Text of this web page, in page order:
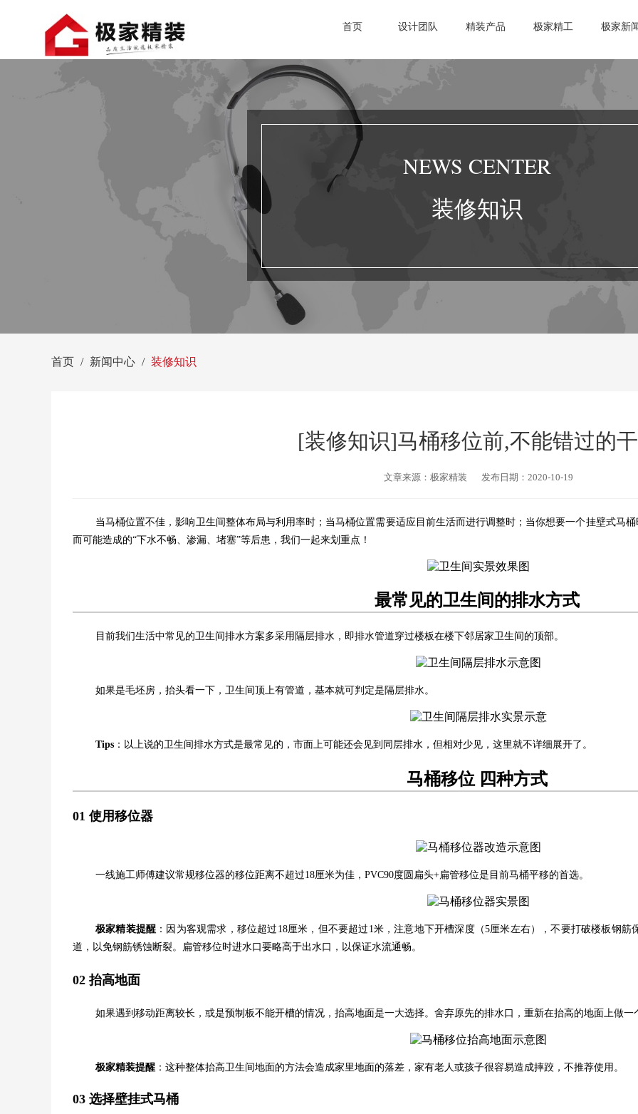
首页 设计团队 精装产品 极家精工 极家新
NEWS CENTER
装修知识
首页 新闻中心 装修知识
[装修知识]马桶移位前,不能错过的
文章来源：极家精装 发布日期：2020-10-19
当马桶位置不佳，影响卫生间整体布局与利用率时；当马桶位置需要适应目前生活而进行调整时；当你想要一个挂壁式马
而可能造成的“下水不畅、渗漏、堵塞”等后患，我们一起来划重点！
最常见的卫生间的排水方式
目前我们生活中常见的卫生间排水方案多采用隔层排水，即排水管道穿过楼板在楼下邻居家卫生间的顶部。
如果是毛坯房，抬头看一下，卫生间顶上有管道，基本就可判定是隔层排水。
Tips ：以上说的卫生间排水方式是最常见的，市面上可能还会见到同层排水，但相对少见，这里就不详细展开了。
马桶移位 四种方式
01 使用移位器
一线施工师傅建议常规移位器的移位距离不超过18厘米为佳，PVC90度圆扁头+扁管移位是目前马桶平移的首选。
极家精装提醒 ：因为客观需求，移位超过18厘米，但不要超过1米，注意地下开槽深度（5厘米左右），不要打破楼板钢
道，以免钢筋锈蚀断裂。扁管移位时进水口要略高于出水口，以保证水流通畅。
02 抬高地面
如果遇到移动距离较长，或是预制板不能开槽的情况，抬高地面是一大选择。舍弃原先的排水口，重新在抬高的地面上做
极家精装提醒 ：这种整体抬高卫生间地面的方法会造成家里地面的落差，家有老人或孩子很容易造成摔跤，不推荐使用。
03 选择壁挂式马桶